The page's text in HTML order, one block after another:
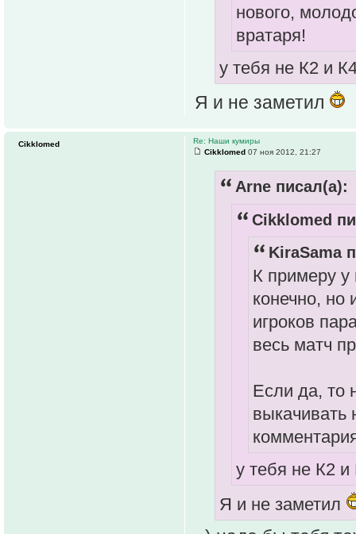
нового,
вратаря!
у тебя не К2 и
Я и не заметил
Re: Наши кумиры
Cikklomed 07 ноя 2012, 21:27
Arne писал(а):
Cikklomed
KiraSama
К примеру у
конечно, но
игроков
весь матч
Если да, то
выкачивать
у тебя не К2
Я и не заметил
Cikklomed